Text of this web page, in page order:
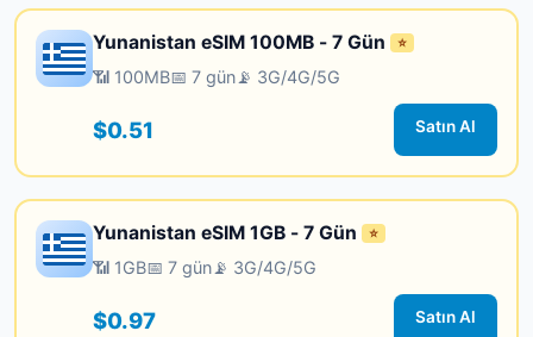
Yunanistan eSIM 100MB - 7 Gün ⭐
📶 100MB📅 7 gün📡 3G/4G/5G
$0.51 Satın Al
Yunanistan eSIM 1GB - 7 Gün ⭐
📶 1GB📅 7 gün📡 3G/4G/5G
$0.97 Satın Al